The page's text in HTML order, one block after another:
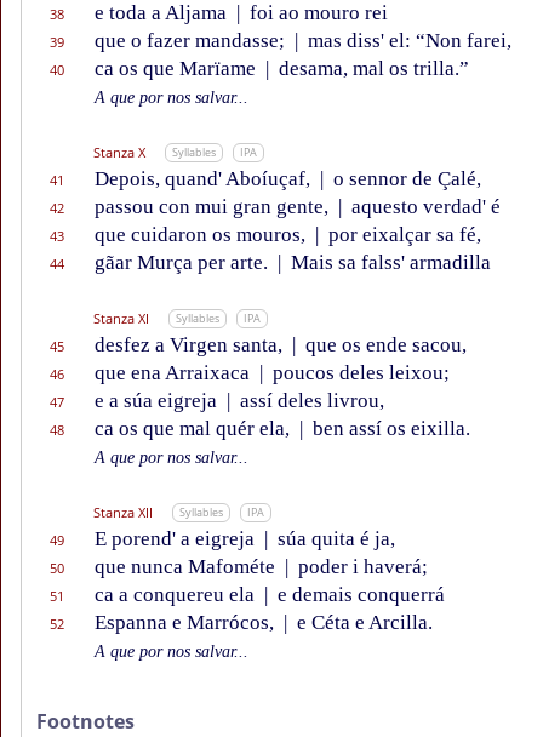
38 e toda a Aljama | foi ao mouro rei
39 que o fazer mandasse; | mas diss' el: “Non farei,
40 ca os que Marïame | desama, mal os trilla.”
A que por nos salvar...
Stanza X Syllables IPA
41 Depois, quand' Aboíuçaf, | o sennor de Çalé,
42 passou con mui gran gente, | aquesto verdad' é
43 que cuidaron os mouros, | por eixalçar sa fé,
44 gãar Murça per arte. | Mais sa falss' armadilla
Stanza XI Syllables IPA
45 desfez a Virgen santa, | que os ende sacou,
46 que ena Arraixaca | poucos deles leixou;
47 e a súa eigreja | assí deles livrou,
48 ca os que mal quér ela, | ben assí os eixilla.
A que por nos salvar...
Stanza XII Syllables IPA
49 E porend' a eigreja | súa quita é ja,
50 que nunca Mafométe | poder i haverá;
51 ca a conquereu ela | e demais conquerrá
52 Espanna e Marrócos, | e Céta e Arcilla.
A que por nos salvar...
Footnotes